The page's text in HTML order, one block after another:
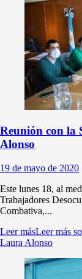
Reunión con la
Alonso
19 de mayo de 2020
Este lunes 18, al
Trabajadores
Combativa,...
Leer másLeer más
Laura Alonso